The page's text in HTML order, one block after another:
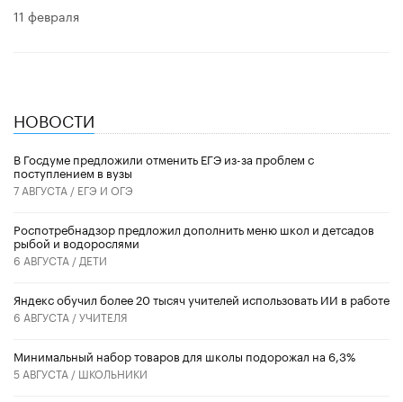
11 февраля
НОВОСТИ
В Госдуме предложили отменить ЕГЭ из-за проблем с
поступлением в вузы
7 АВГУСТА / ЕГЭ И ОГЭ
Роспотребнадзор предложил дополнить меню школ и детсадов
рыбой и водорослями
6 АВГУСТА / ДЕТИ
​Яндекс обучил более 20 тысяч учителей использовать ИИ в работе
6 АВГУСТА /УЧИТЕЛЯ
Минимальный набор товаров для школы подорожал на 6,3%
5 АВГУСТА / ШКОЛЬНИКИ